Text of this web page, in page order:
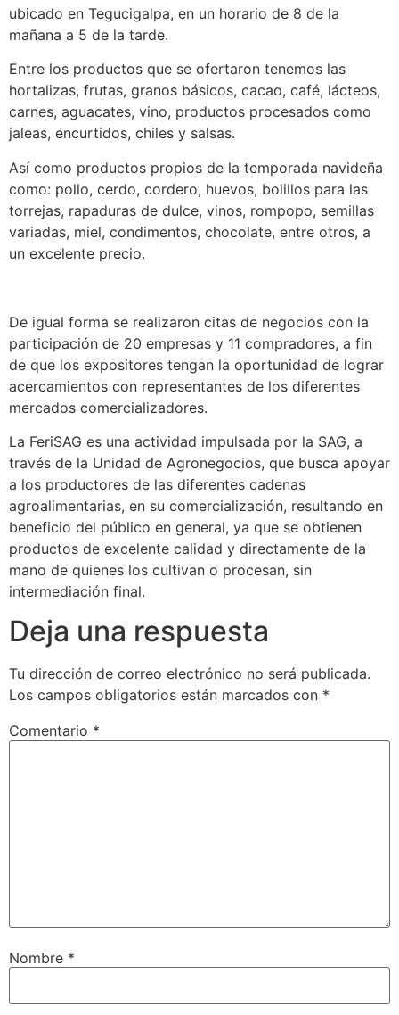
ubicado en Tegucigalpa, en un horario de 8 de la
mañana a 5 de la tarde.
Entre los productos que se ofertaron tenemos las
hortalizas, frutas, granos básicos, cacao, café, lácteos,
carnes, aguacates, vino, productos procesados como
jaleas, encurtidos, chiles y salsas.
Así como productos propios de la temporada navideña
como: pollo, cerdo, cordero, huevos, bolillos para las
torrejas, rapaduras de dulce, vinos, rompopo, semillas
variadas, miel, condimentos, chocolate, entre otros, a
un excelente precio.
De igual forma se realizaron citas de negocios con la
participación de 20 empresas y 11 compradores, a fin
de que los expositores tengan la oportunidad de lograr
acercamientos con representantes de los diferentes
mercados comercializadores.
La FeriSAG es una actividad impulsada por la SAG, a
través de la Unidad de Agronegocios, que busca apoyar
a los productores de las diferentes cadenas
agroalimentarias, en su comercialización, resultando en
beneficio del público en general, ya que se obtienen
productos de excelente calidad y directamente de la
mano de quienes los cultivan o procesan, sin
intermediación final.
Deja una respuesta
Tu dirección de correo electrónico no será publicada.
Los campos obligatorios están marcados con *
Comentario *
Nombre *